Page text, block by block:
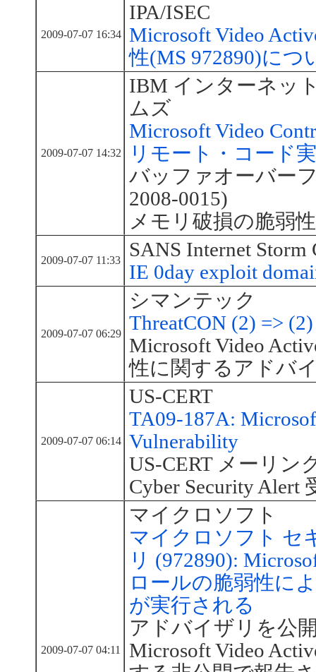
2009-07-07 16:34
IPA/ISEC
Microsoft Video
性(MS 972890)につ
2009-07-07 14:32
IBM インターネッ
ムズ
Microsoft Video
リモート・コード
バッファオーバー
2008-0015)
メモリ破損の脆弱
2009-07-07 11:33
SANS Internet Storm
IE 0day exploit
2009-07-07 06:29
シマンテック
ThreatCON (2) => (2)
Microsoft Video
性に関するアドバ
2009-07-07 06:14
US-CERT
TA09-187A:
Vulnerability
US-CERT メーリン
Cyber Security Alert
2009-07-07 04:11
マイクロソフト
マイクロソフト セ
リ (972890):
ロールの脆弱性に
が実行される
アドバイザリを公
Microsoft Video